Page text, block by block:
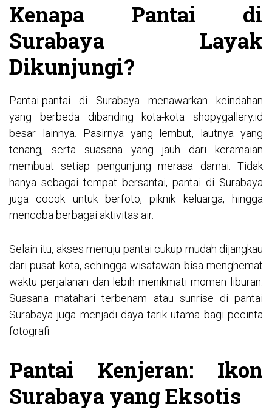
Kenapa Pantai di
Surabaya Layak
Dikunjungi?
Pantai-pantai di Surabaya menawarkan keindahan
yang berbeda dibanding kota-kota shopygallery.id
besar lainnya. Pasirnya yang lembut, lautnya yang
tenang, serta suasana yang jauh dari keramaian
membuat setiap pengunjung merasa damai. Tidak
hanya sebagai tempat bersantai, pantai di Surabaya
juga cocok untuk berfoto, piknik keluarga, hingga
mencoba berbagai aktivitas air.
Selain itu, akses menuju pantai cukup mudah dijangkau
dari pusat kota, sehingga wisatawan bisa menghemat
waktu perjalanan dan lebih menikmati momen liburan.
Suasana matahari terbenam atau sunrise di pantai
Surabaya juga menjadi daya tarik utama bagi pecinta
fotografi.
Pantai Kenjeran: Ikon
Surabaya yang Eksotis